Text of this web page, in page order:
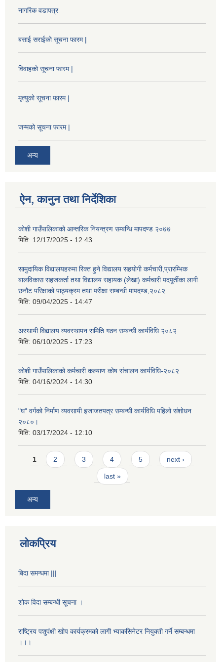
नागरिक वडापत्र
बसाई सराईको सूचना फारम |
विवाहको सूचना फारम |
मृत्युको सूचना फारम |
जन्मको सूचना फारम |
अन्य
ऐन, कानुन तथा निर्देशिका
कोशी गाउँपालिकाको आन्तरिक नियन्त्रण सम्बन्धि मापदण्ड २०७७
मिति: 12/17/2025 - 12:43
सामुदायिक विद्यालयहरुमा रिक्त हुने विद्यालय सहयोगी कर्मचारी,प्रारम्भिक
बालविकास सहजकर्ता तथा विद्यालय सहायक (लेखा) कर्मचारी पदपूर्तीका लागी
छनौट परिक्षाको पाठ्यक्रम तथा परीक्षा सम्बन्धी मापदण्ड,२०८२
मिति: 09/04/2025 - 14:47
अस्थायी विद्यालय व्यवस्थापन समिति गठन सम्बन्धी कार्यविधि २०८२
मिति: 06/10/2025 - 17:23
कोशी गाउँपालिकाको कर्मचारी कल्याण कोष संचालन कार्यविधि-२०८२
मिति: 04/16/2024 - 14:30
"घ" वर्गको निर्माण व्यवसायी इजाजतपत्र सम्बन्धी कार्यविधि पहिलो संशोधन
२०८०।
मिति: 03/17/2024 - 12:10
Pages
1 2 3 4 5 next ›
last »
अन्य
लोकप्रिय
बिदा समन्धमा |||
शोक विदा सम्बन्धी सूचना ।
राष्ट्रिय पशुपंक्षी खोप कार्यक्रमको लागी भ्याकसिनेटर नियुक्ती गर्ने सम्बन्धमा
।।।